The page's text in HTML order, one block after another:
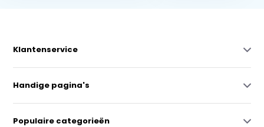
Klantenservice
Handige pagina's
Populaire categorieën